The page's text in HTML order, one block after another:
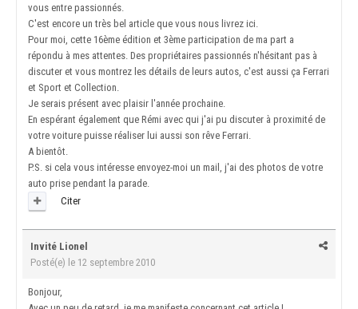
vous entre passionnés.
C'est encore un très bel article que vous nous livrez ici.
Pour moi, cette 16ème édition et 3ème participation de ma part a
répondu à mes attentes. Des propriétaires passionnés n'hésitant pas à
discuter et vous montrez les détails de leurs autos, c'est aussi ça Ferrari
et Sport et Collection.
Je serais présent avec plaisir l'année prochaine.
En espérant également que Rémi avec qui j'ai pu discuter à proximité de
votre voiture puisse réaliser lui aussi son rêve Ferrari.
A bientôt.
P.S. si cela vous intéresse envoyez-moi un mail, j'ai des photos de votre
auto prise pendant la parade.
Citer
Invité Lionel
Posté(e) le 12 septembre 2010
Bonjour,